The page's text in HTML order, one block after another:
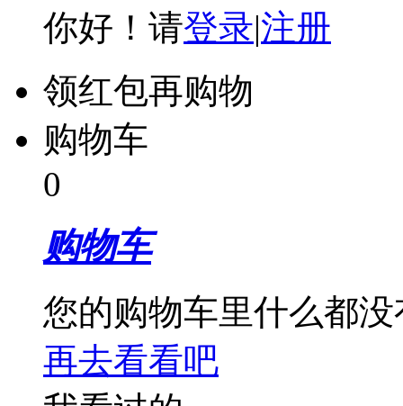
你好！请登录|注册
领红包再购物
购物车
0
购物车
您的购物车里什么都没
再去看看吧